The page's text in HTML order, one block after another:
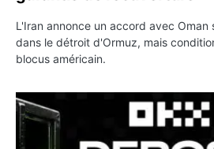
L'Iran annonce un accord avec Oman
dans le détroit d'Ormuz, mais
blocus américain.
OKX relance une campagne